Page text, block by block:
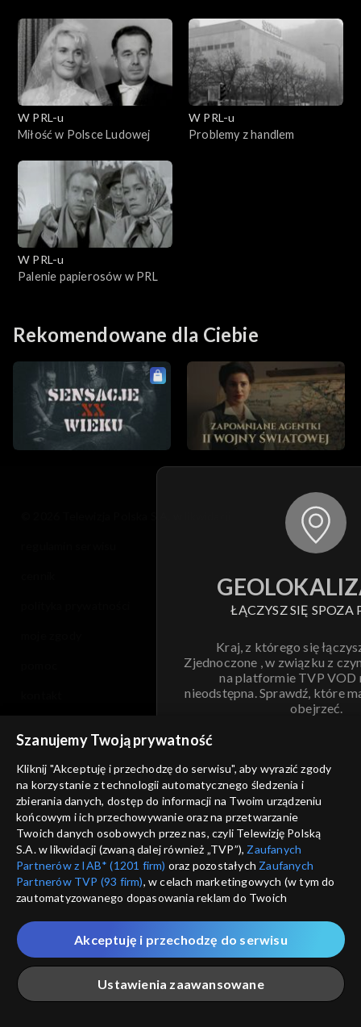
W PRL-u
Miłość w Polsce Ludowej
W PRL-u
Problemy z handlem
W PRL-u
Palenie papierosów w PRL
Rekomendowane dla Ciebie
ŁĄCZYSZ SIĘ SPOZA
Kraj, z którego się
Zjednoczone , w związku z
na platformie TVP VOD
nieodstępna. Sprawdź, które
obejrzeć.
ANULUJ
informacje o dostawcy usług
Szanujemy Twoją prywatność
Kliknij "Akceptuję i przechodzę do serwisu", aby wyrazić zgody
na korzystanie z technologii automatycznego śledzenia i
zbierania danych, dostęp do informacji na Twoim urządzeniu
końcowym i ich przechowywanie oraz na przetwarzanie
Twoich danych osobowych przez nas, czyli Telewizję Polską
S.A. w likwidacji (zwaną dalej również „TVP”), Zaufanych
Partnerów z IAB* (1201 firm) oraz pozostałych Zaufanych
Partnerów TVP (93 firm), w celach marketingowych (w tym do
zautomatyzowanego dopasowania reklam do Twoich
które wskazujemy poniżej, a także zgody na udostępnianie
przez nas identyfikatora PPID do Google.
Twoje dane osobowe zbierane podczas odwiedzania przez
Ciebie naszych
poszczególnych serwisówzwanych dalej
„Portalem”, w tym informacje zapisywane za pomocą
Ustawienia zaawansowane
Akceptuję i przechodzę do serwisu